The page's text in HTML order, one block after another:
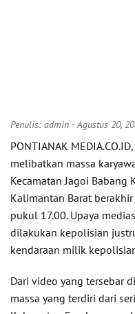
Penulis: admin - Agustus 20,
PONTIANAK
melibatkan massa
Kecamatan Jagoi Babang
Kalimantan Barat
pukul 17.00. Upaya
dilakukan kepolisian
kendaraan milik
Dari video yang tersebar
massa yang terdiri dari